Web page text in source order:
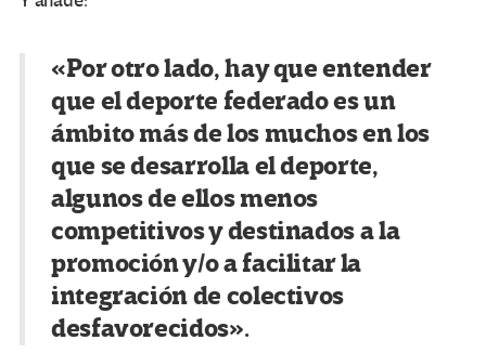
«Por otro lado, hay que entender
que el deporte federado es un
ámbito más de los muchos en los
que se desarrolla el deporte,
algunos de ellos menos
competitivos y destinados a la
promoción y/o a facilitar la
integración de colectivos
desfavorecidos».